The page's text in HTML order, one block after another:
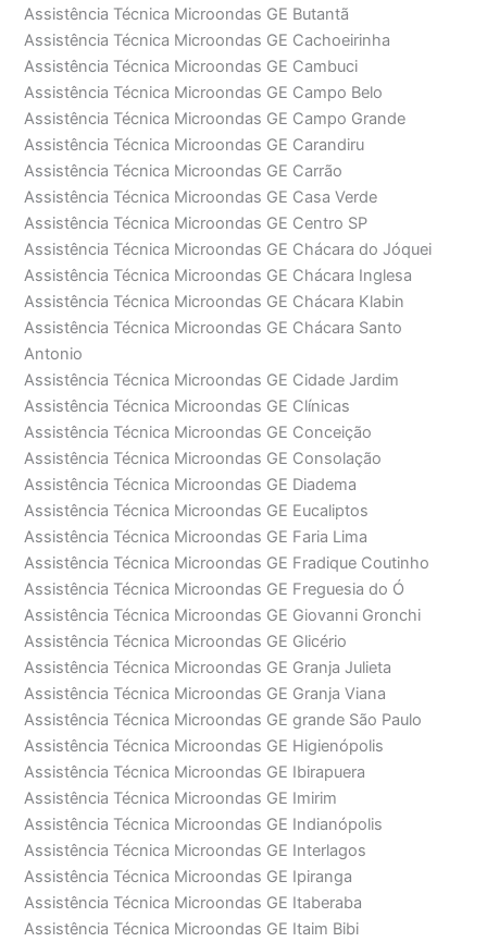
Assistência Técnica Microondas GE Butantã
Assistência Técnica Microondas GE Cachoeirinha
Assistência Técnica Microondas GE Cambuci
Assistência Técnica Microondas GE Campo Belo
Assistência Técnica Microondas GE Campo Grande
Assistência Técnica Microondas GE Carandiru
Assistência Técnica Microondas GE Carrão
Assistência Técnica Microondas GE Casa Verde
Assistência Técnica Microondas GE Centro SP
Assistência Técnica Microondas GE Chácara do Jóquei
Assistência Técnica Microondas GE Chácara Inglesa
Assistência Técnica Microondas GE Chácara Klabin
Assistência Técnica Microondas GE Chácara Santo
Antonio
Assistência Técnica Microondas GE Cidade Jardim
Assistência Técnica Microondas GE Clínicas
Assistência Técnica Microondas GE Conceição
Assistência Técnica Microondas GE Consolação
Assistência Técnica Microondas GE Diadema
Assistência Técnica Microondas GE Eucaliptos
Assistência Técnica Microondas GE Faria Lima
Assistência Técnica Microondas GE Fradique Coutinho
Assistência Técnica Microondas GE Freguesia do Ó
Assistência Técnica Microondas GE Giovanni Gronchi
Assistência Técnica Microondas GE Glicério
Assistência Técnica Microondas GE Granja Julieta
Assistência Técnica Microondas GE Granja Viana
Assistência Técnica Microondas GE grande São Paulo
Assistência Técnica Microondas GE Higienópolis
Assistência Técnica Microondas GE Ibirapuera
Assistência Técnica Microondas GE Imirim
Assistência Técnica Microondas GE Indianópolis
Assistência Técnica Microondas GE Interlagos
Assistência Técnica Microondas GE Ipiranga
Assistência Técnica Microondas GE Itaberaba
Assistência Técnica Microondas GE Itaim Bibi